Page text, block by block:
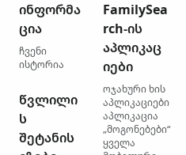
ინფორმა
ცია
ჩვენი
ისტორია
წვლილი
ს
შეტანის
FamilySea
rch-ის
აპლიკაც
იები
ოჯახური ხის
აპლიკაციები
აპლიკაცია
„მოგონებები“
ყველა